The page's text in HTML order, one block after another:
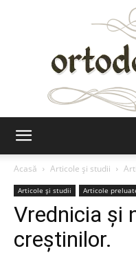
Acasă
Articole şi studii
Articole şi studii Articole
Vrednicia și
creștinilor.